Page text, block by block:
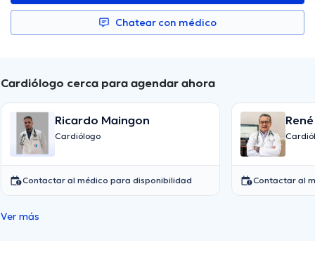
Chatear con médico
Cardiólogo cerca para agendar ahora
Ricardo Maingon
Cardiólogo
Contactar al médico para disponibilidad Contactar al
Ver más